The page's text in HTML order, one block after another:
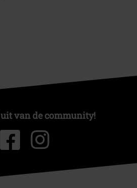
van de community!